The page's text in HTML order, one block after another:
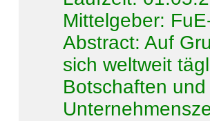
Mittelgeber:
Abstract:Auf
sich weltweit
Botschaften